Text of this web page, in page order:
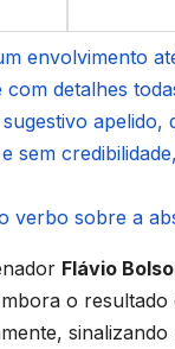
envolvimento
detalhes
apelido,
sem
verbo sobre a
Flávio
o